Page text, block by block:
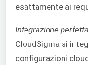
esattamente ai
Integrazione
CloudSigma si
configurazioni